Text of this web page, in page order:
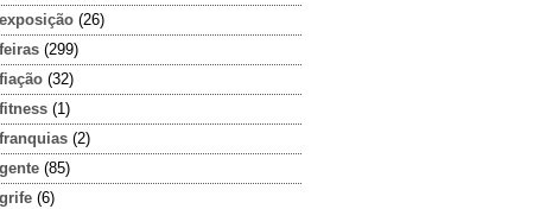
exposição (26)
feiras (299)
fiação (32)
fitness (1)
franquias (2)
gente (85)
grife (6)